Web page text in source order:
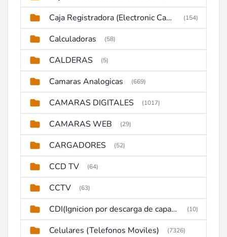
Caja Registradora (Electronic Cash Register) (154)
Calculadoras (58)
CALDERAS (5)
Camaras Analogicas (669)
CAMARAS DIGITALES (1017)
CAMARAS WEB (29)
CARGADORES (52)
CCD TV (64)
CCTV (63)
CDI(Ignicion por descarga de capacitor) (10)
Celulares (Telefonos Moviles) (7326)